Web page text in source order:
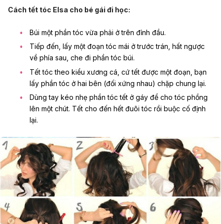
Cách tết tóc Elsa cho bé gái đi học:
Búi một phần tóc vừa phải ở trên đỉnh đầu.
Tiếp đến, lấy một đoạn tóc mái ở trước trán, hất ngược
về phía sau, che đi phần tóc búi.
Tết tóc theo kiểu xương cá, cứ tết được một đoạn, bạn
lấy phần tóc ở hai bên (đối xứng nhau) chặp chung lại.
Dùng tay kéo nhẹ phần tóc tết ở gáy để cho tóc phồng
lên một chút. Tết cho đến hết đuôi tóc rồi buộc cố định
lại.